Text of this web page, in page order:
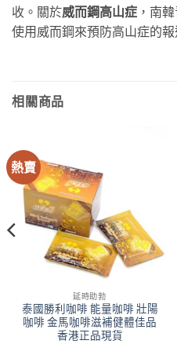
收。關於威而鋼高山症 ，南
使用威而鋼來預防高山症的報
相關商品
熱賣
延時助勃
泰國勝利咖啡 能量咖啡 壯陽
咖啡 金馬咖啡滋補健體佳品
香港正品現貨